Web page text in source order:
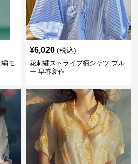
モ
¥6,020 (税込)
花刺繍ストライプ柄シャツ ブル
ー 早春新作